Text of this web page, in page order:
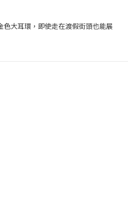
色大耳環，即使走在渡假街頭也能展